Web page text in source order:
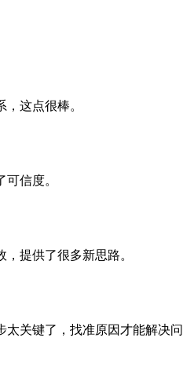
这点很棒。
信度。
提供了很多新思路。
太关键了，找准原因才能解决